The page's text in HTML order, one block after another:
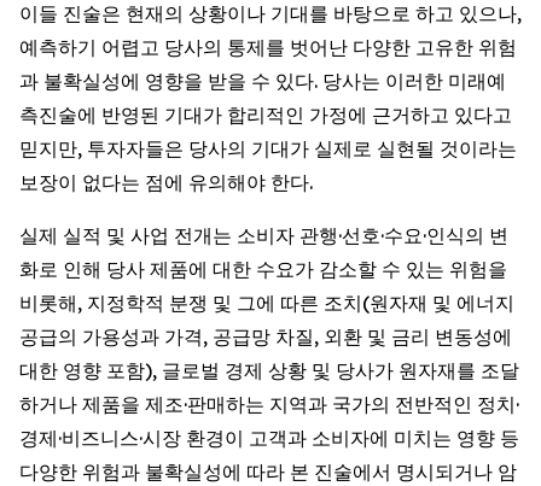
이들 진술은 현재의 상황이나 기대를 바탕으로 하고 있으나,
예측하기 어렵고 당사의 통제를 벗어난 다양한 고유한 위험
과 불확실성에 영향을 받을 수 있다. 당사는 이러한 미래예
측진술에 반영된 기대가 합리적인 가정에 근거하고 있다고
믿지만, 투자자들은 당사의 기대가 실제로 실현될 것이라는
보장이 없다는 점에 유의해야 한다.
실제 실적 및 사업 전개는 소비자 관행·선호·수요·인식의 변
화로 인해 당사 제품에 대한 수요가 감소할 수 있는 위험을
비롯해, 지정학적 분쟁 및 그에 따른 조치(원자재 및 에너지
공급의 가용성과 가격, 공급망 차질, 외환 및 금리 변동성에
대한 영향 포함), 글로벌 경제 상황 및 당사가 원자재를 조달
하거나 제품을 제조·판매하는 지역과 국가의 전반적인 정치·
경제·비즈니스·시장 환경이 고객과 소비자에 미치는 영향 등
다양한 위험과 불확실성에 따라 본 진술에서 명시되거나 암